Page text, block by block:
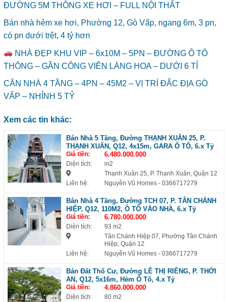
ĐƯỜNG 5M THÔNG XE HƠI – FULL NỘI THẤT
Bán nhà hẻm xe hơi, Phường 12, Gò Vấp, ngang 6m, 3 pn,
có pn dưới trệt, 4 tỷ hơn
NHÀ ĐẸP KHU VIP – 6x10M – 5PN – ĐƯỜNG Ô TÔ
THÔNG – GẦN CÔNG VIÊN LÀNG HOA – DƯỚI 6 TỈ
CĂN NHÀ 4 TẦNG – 4PN – 45M2 – VỊ TRÍ ĐẮC ĐỊA GÒ
VẤP – NHỈNH 5 TỶ
Xem các tin khác:
Bán Nhà 5 Tầng, Đường THẠNH XUÂN 25, P.
THẠNH XUÂN, Q12, 4x15m, GARA Ô TÔ, 6.x Tỷ
Giá tiền: 6.480.000.000
Diện tích:
m2
Thạnh Xuân 25, P. Thạnh Xuân, Quận 12
Liên hệ:
Nguyễn Vũ Homes - 0366717279
Bán Nhà 4 Tầng, Đường TCH 07, P. TÂN CHÁNH
HIỆP, Q12, 110M2, Ô TÔ VÀO NHÀ, 6.x Tỷ
Giá tiền: 6.780.000.000
Diện tích:
93 m2
Tân Chánh Hiệp 07, Phường Tân Chánh
Hiệp, Quận 12
Liên hệ:
Nguyễn Vũ Homes - 0366717279
Bán Đất Thổ Cư, Đường LÊ THỊ RIÊNG, P. THỚI
AN, Q12, 5x16m, Hẻm Ô Tô, 4.x Tỷ
Giá tiền: 4.860.000.000
Diện tích:
80 m2